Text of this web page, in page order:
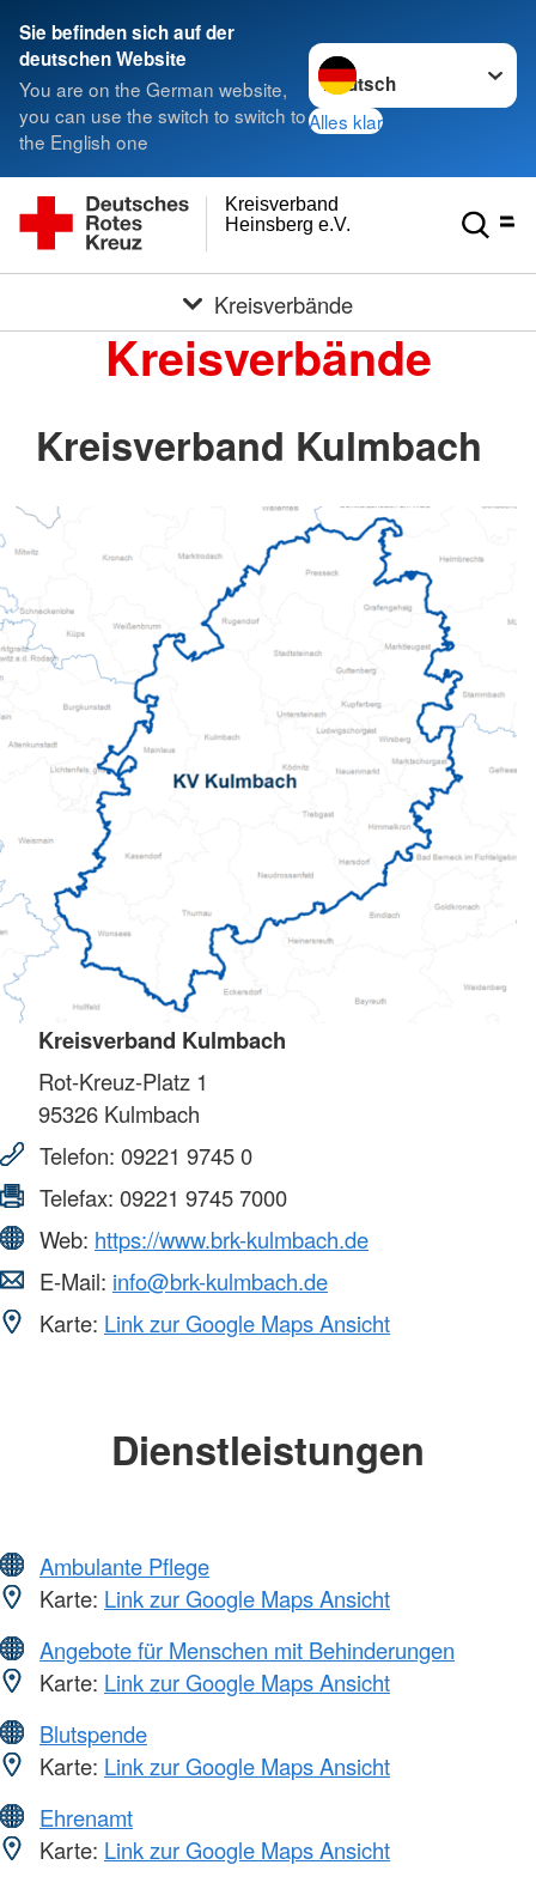
Sie befinden sich auf der
deutschen Website
You are on the German website,
you can use the switch to switch to
the English one
Sprache wechseln zu
Alles klar
Heinsberg e.V.
Kreisverband
Kreisverbände
Kreisverbände
Kreisverband Kulmbach
Kreisverband Kulmbach
Rot-Kreuz-Platz 1
95326 Kulmbach
Telefon: 09221 9745 0
Telefax: 09221 9745 7000
Web: https://www.brk-kulmbach.de
E-Mail: info@brk-kulmbach.de
Karte: Link zur Google Maps Ansicht
Dienstleistungen
Ambulante Pflege
Karte: Link zur Google Maps Ansicht
Angebote für Menschen mit Behinderungen
Karte: Link zur Google Maps Ansicht
Blutspende
Karte: Link zur Google Maps Ansicht
Ehrenamt
Karte: Link zur Google Maps Ansicht